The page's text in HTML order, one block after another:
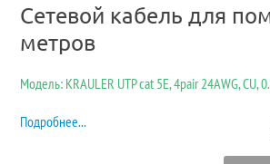
Сетевой кабель для
метров
Модель: KRAULER UTP cat 5E, 4pair 24AWG, CU,
Подробнее...